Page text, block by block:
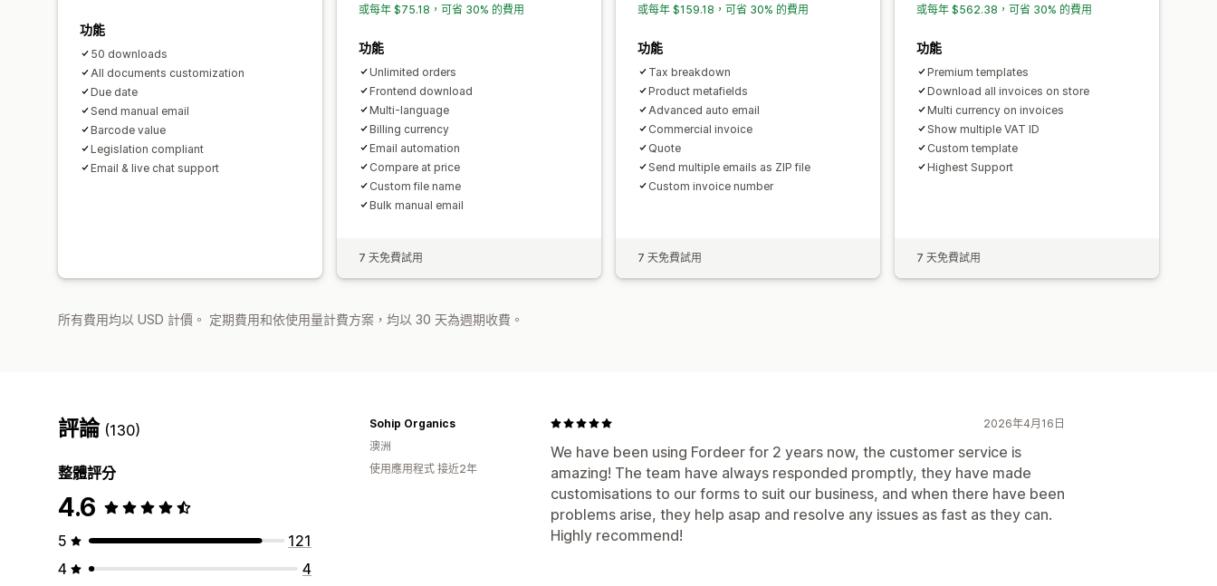
功能
50 downloads
All documents customization
Due date
Send manual email
Barcode value
Legislation compliant
Email & live chat support
或每年 $75.18，可省 30% 的費用
功能
Unlimited orders
Frontend download
Multi-language
Billing currency
Email automation
Compare at price
Custom file name
Bulk manual email
7 天免費試用
或每年 $159.18，可省 30% 的費用
功能
Tax breakdown
Product metafields
Advanced auto email
Commercial invoice
Quote
Send multiple emails as ZIP file
Custom invoice number
7 天免費試用
或每年 $562.38，可省 30% 的費用
功能
Premium templates
Download all invoices on store
Multi currency on invoices
Show multiple VAT ID
Custom template
Highest Support
7 天免費試用
所有費用均以 USD 計價。 定期費用和依使用量計費方案，均以 30 天為週期收費。
評論 (130)
整體評分
4.6
5
121
4
4
2026年4月16日
We have been using Fordeer for 2 years now, the customer service is
amazing! The team have always responded promptly, they have made
customisations to our forms to suit our business, and when there have been
problems arise, they help asap and resolve any issues as fast as they can.
Highly recommend!
Sohip Organics
澳洲
使用應用程式 接近2年